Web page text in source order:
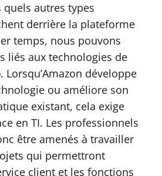
autres types
derrière la plateforme
temps, nous pouvons
liés aux technologies de
Lorsqu’Amazon développe
ou améliore son
existant, cela exige
en TI. Les professionnels
être amenés à travailler
qui permettront
client et les fonctions